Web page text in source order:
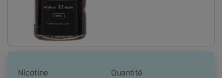
Nicotine Quantité